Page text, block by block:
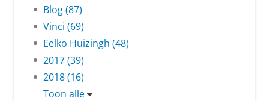
Blog (87)
Vinci (69)
Eelko Huizingh (48)
2017 (39)
2018 (16)
Toon alle